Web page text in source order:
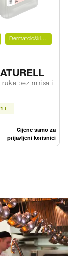
Dermatološki ispitano
ruke bez mirisa i
1 l
Cijene samo za
prijavljeni korisnici